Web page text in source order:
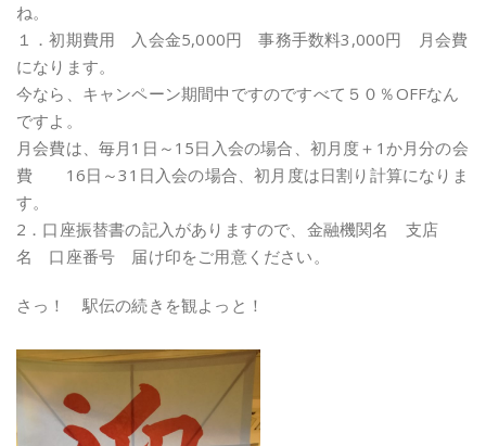
ね。
１．初期費用 入会金5,000円 事務手数料3,000円 月会費
になります。
今なら、キャンペーン期間中ですのですべて５０％OFFなん
ですよ。
月会費は、毎月1日～15日入会の場合、初月度＋1か月分の会
費 16日～31日入会の場合、初月度は日割り計算になりま
す。
2．口座振替書の記入がありますので、金融機関名 支店
名 口座番号 届け印をご用意ください。
さっ！ 駅伝の続きを観よっと！